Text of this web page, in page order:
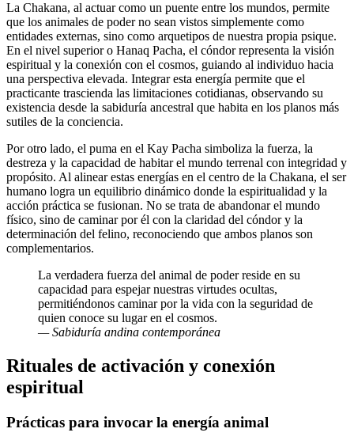
La Chakana, al actuar como un puente entre los mundos, permite
que los animales de poder no sean vistos simplemente como
entidades externas, sino como arquetipos de nuestra propia psique.
En el nivel superior o Hanaq Pacha, el cóndor representa la visión
espiritual y la conexión con el cosmos, guiando al individuo hacia
una perspectiva elevada. Integrar esta energía permite que el
practicante trascienda las limitaciones cotidianas, observando su
existencia desde la sabiduría ancestral que habita en los planos más
sutiles de la conciencia.
Por otro lado, el puma en el Kay Pacha simboliza la fuerza, la
destreza y la capacidad de habitar el mundo terrenal con integridad y
propósito. Al alinear estas energías en el centro de la Chakana, el ser
humano logra un equilibrio dinámico donde la espiritualidad y la
acción práctica se fusionan. No se trata de abandonar el mundo
físico, sino de caminar por él con la claridad del cóndor y la
determinación del felino, reconociendo que ambos planos son
complementarios.
La verdadera fuerza del animal de poder reside en su
capacidad para espejar nuestras virtudes ocultas,
permitiéndonos caminar por la vida con la seguridad de
quien conoce su lugar en el cosmos.
— Sabiduría andina contemporánea
Rituales de activación y conexión
espiritual
Prácticas para invocar la energía animal